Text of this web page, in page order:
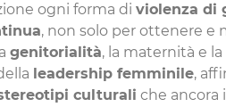
ogni forma di violenza di
, non solo per ottenere e
genitorialità, la maternità e
leadership femminile,
culturali che ancora